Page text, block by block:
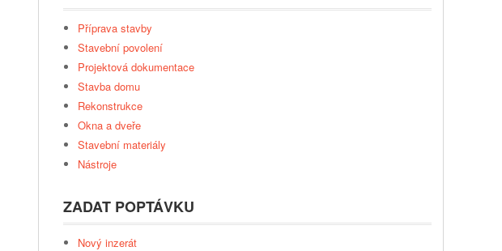
Příprava stavby
Stavební povolení
Projektová dokumentace
Stavba domu
Rekonstrukce
Okna a dveře
Stavební materiály
Nástroje
ZADAT POPTÁVKU
Nový inzerát